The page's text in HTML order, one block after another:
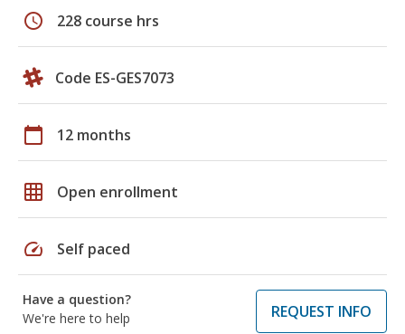
schedule 228 course hrs
Code ES-GES7073
calendar_today 12 months
grid_on Open enrollment
speed Self paced
Have a question?
We're here to help
REQUEST INFO